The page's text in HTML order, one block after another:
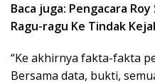
Baca juga: Pengacara Roy
Ragu-ragu Ke Tindak
“Ke akhirnya fakta-fakta
Bersama data, bukti,